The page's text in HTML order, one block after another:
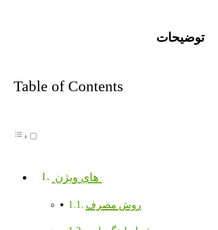
توضیحات
Table of Contents
روش مصرف